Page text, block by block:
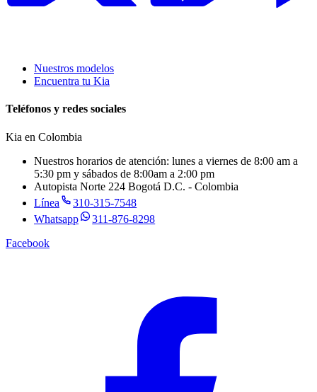
Nuestros modelos
Encuentra tu Kia
Teléfonos y redes sociales
Kia en Colombia
Nuestros horarios de atención: lunes a viernes de 8:00 am a
5:30 pm y sábados de 8:00am a 2:00 pm
Autopista Norte 224 Bogotá D.C. - Colombia
Línea
310-315-7548
Whatsapp
311-876-8298
Facebook